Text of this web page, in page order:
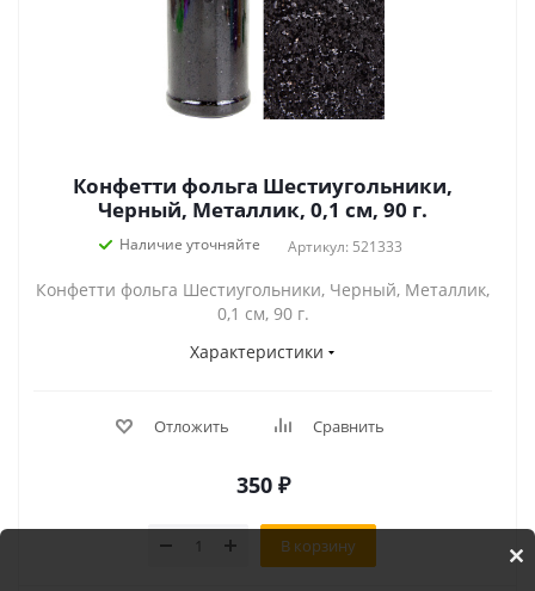
Конфетти фольга Шестиугольники,
Черный, Металлик, 0,1 см, 90 г.
Наличие уточняйте Артикул: 521333
Конфетти фольга Шестиугольники, Черный, Металлик,
0,1 см, 90 г.
Характеристики
Отложить Сравнить
350 ₽
В корзину